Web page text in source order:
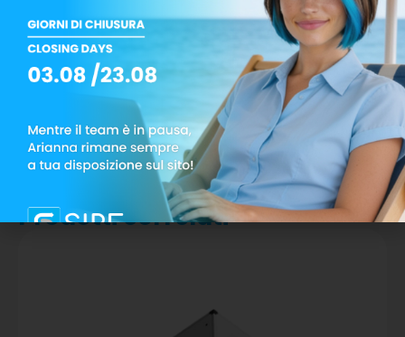
: Ingresso aria in rete
microforata con funzione di filtro
Supporto
: Staffe di sostegno per
installazione a parete o a soffitto incluse
Prodotti correlati